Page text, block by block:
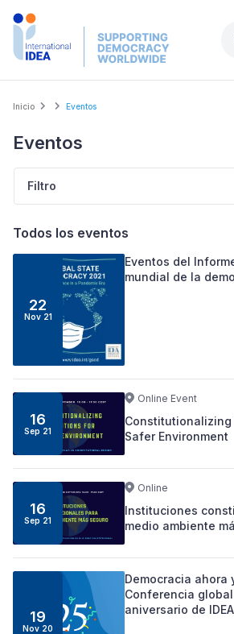
Skip
Breadcrumb
Inicio Eventos
Eventos
Filtro
Todos los eventos
22
Nov21
Eventos del
mundial de la
16
Sep 21
Online Event
Safer Environment
16
Sep 21
Online
Instituciones
medio ambiente
19
Nov 20
Democracia ahora
Conferencia
aniversario de